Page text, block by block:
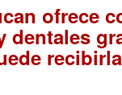
ofrece
dentales